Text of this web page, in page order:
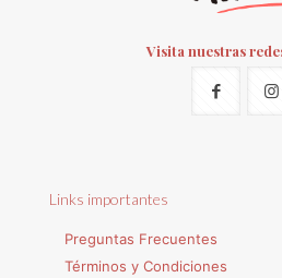
Visita nuestras
Links importantes
Preguntas Frecuentes
Términos y Condiciones